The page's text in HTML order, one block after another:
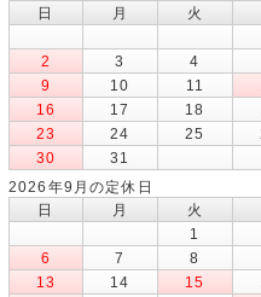
日
月 火
2
3 4
9
10 11
16
17 18
23
24 25
30
31
2026年9月の定休日
日
月 火
1
6
7 8
13
14 15